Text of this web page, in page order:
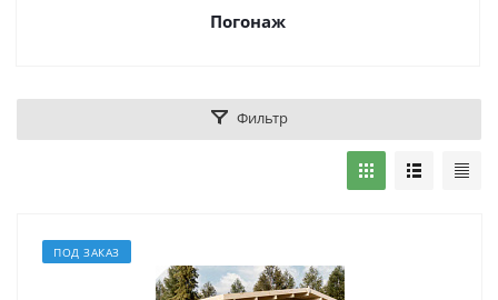
Погонаж
Фильтр
ПОД ЗАКАЗ